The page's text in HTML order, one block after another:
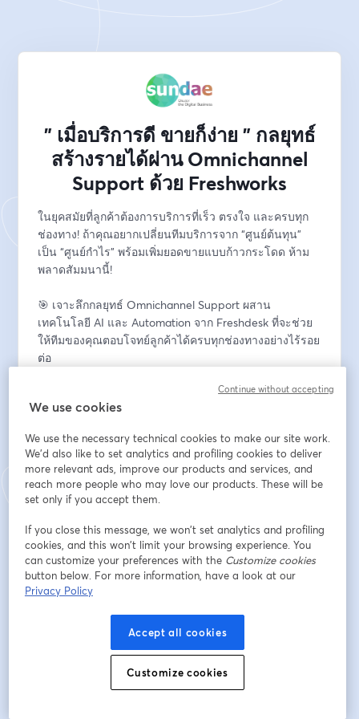
" เมื่อบริการดี ขายก็ง่าย " กลยุทธ์
สร้างรายได้ผ่าน Omnichannel
Support ด้วย Freshworks
ในยุคสมัยที่ลูกค้าต้องการบริการที่เร็ว ตรงใจ และครบทุก
ช่องทาง! ถ้าคุณอยากเปลี่ยนทีมบริการจาก “ศูนย์ต้นทุน”
เป็น “ศูนย์กำไร” พร้อมเพิ่มยอดขายแบบก้าวกระโดด ห้าม
พลาดสัมมนานี้!
🎯 เจาะลึกกลยุทธ์ Omnichannel Support ผสาน
เทคโนโลยี AI และ Automation จาก Freshdesk ที่จะช่วย
ให้ทีมของคุณตอบโจทย์ลูกค้าได้ครบทุกช่องทางอย่างไร้รอย
ต่อ
💡 พร้อมตัวอย่างจริง และเคล็ดลับที่คุณนำไปใช้ได้ทันที!
- เข้าใจภาพรวมของ Customer Service ยุคใหม่ ที่เชื่อม
โยงกับยอดขายโดยตรง
- แนวทางการออกแบบ Omnichannel Experience ที่มี
ประสิทธิภาพ
Cross-sell และสร้าง Retention
- เรียนรู้การประยุกต์ใช้ Freshdesk Omnichannel และ
Freddy AI ในองค์กร
- รับข้อเสนอพิเศษจาก Sundae Solutions สำหรับผู้เข้าร่วม
We use cookies
We use the necessary technical cookies to make our site work.
We'd also like to set analytics and profiling cookies to deliver
more relevant ads, improve our products and services, and
reach more people who may love our products. These will be
set only if you accept them.
If you close this message, we won’t set analytics and profiling
cookies, and this won’t limit your browsing experience. You
can customize your preferences with the Customize cookies
button below. For more information, have a look at our
Privacy Policy
Accept all cookies
Customize cookies
Continue without accepting